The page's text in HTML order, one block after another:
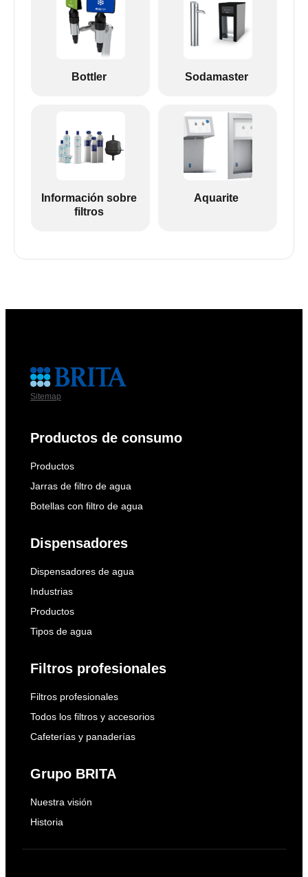
Bottler Sodamaster
Información sobre
filtros
Aquarite
Sitemap
Productos de consumo
Productos
Jarras de filtro de agua
Botellas con filtro de agua
Dispensadores
Dispensadores de agua
Industrias
Productos
Tipos de agua
Filtros profesionales
Filtros profesionales
Todos los filtros y accesorios
Cafeterías y panaderías
Grupo BRITA
Nuestra visión
Historia